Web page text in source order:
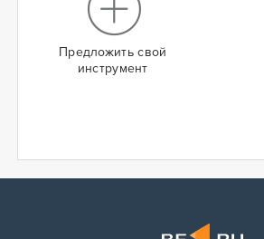
Предложить свой
инструмент